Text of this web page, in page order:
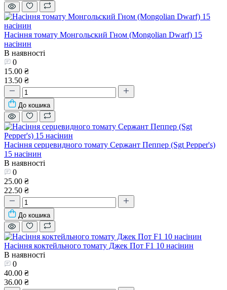
Насіння томату Монгольский Гном (Mongolian Dwarf) 15
насінин
В наявності
0
15.00 ₴
13.50 ₴
До кошика
Насіння серцевидного томату Сержант Пеппер (Sgt Pepper's)
15 насінин
В наявності
0
25.00 ₴
22.50 ₴
До кошика
Насіння коктейльного томату Джек Пот F1 10 насінин
В наявності
0
40.00 ₴
36.00 ₴